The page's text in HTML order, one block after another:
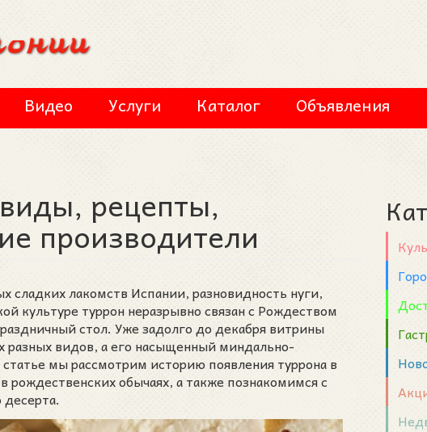
Видео Услуги Каталог Объявления
рецепты,
производители
лакомств Испании, разновидность нуги,
культуре туррон неразрывно связан с Рождеством
стол. Уже задолго до декабря витрины
разных видов, а его насыщенный миндально-
мы рассмотрим историю появления туррона в
обычаях, а также познакомимся с